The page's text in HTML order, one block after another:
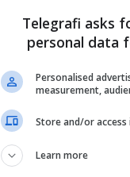
Telegrafi asks
personal data
Personalised
measurement,
Store and/or
Learn more